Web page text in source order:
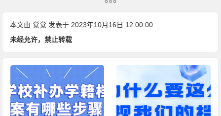
本文由 觉觉 发表于 2023年10月16日 12:00:00
未经允许，禁止转载